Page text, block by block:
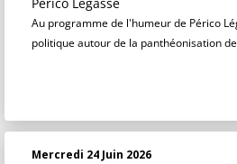
Au programme de l'humeur de Périco
politique autour de la panthéonisation
Mercredi 24 Juin 2026